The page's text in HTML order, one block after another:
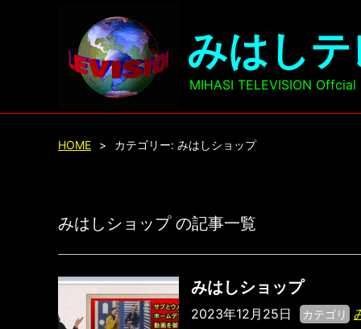
みはし
MIHASI TELEVISION
HOME > カテゴリー: みはしショップ
みはしショップ の記事一覧
みはしショップ
2023年12月25日 カテゴリ